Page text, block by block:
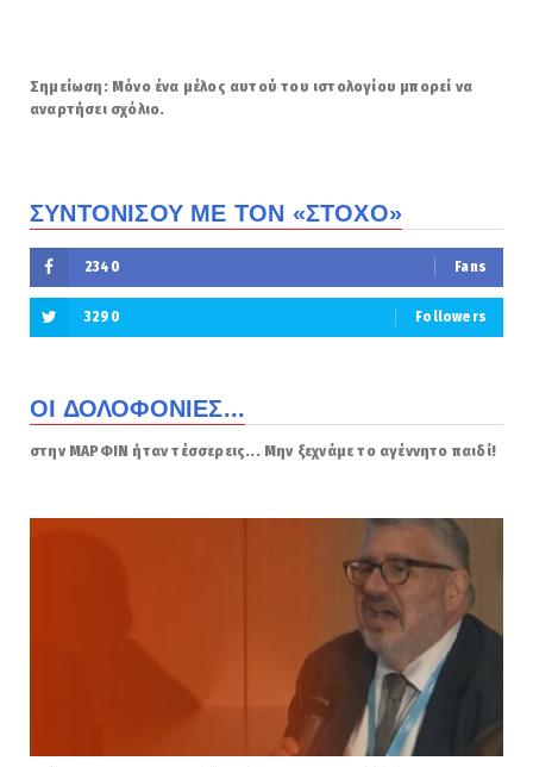
Σημείωση: Μόνο ένα μέλος αυτού του ιστολογίου μπορεί να
αναρτήσει σχόλιο.
ΣΥΝΤΟΝΙΣΟΥ ΜΕ ΤΟΝ «ΣΤΟΧΟ»
2340 Fans
3290 Followers
ΟΙ ΔΟΛΟΦΟΝΙΕΣ...
στην ΜΑΡΦΙΝ ήταν τέσσερεις... Μην ξεχνάμε το αγέννητο παιδί!